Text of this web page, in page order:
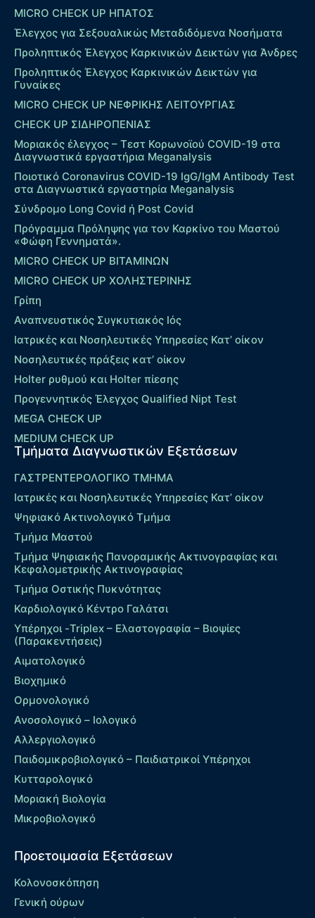
MICRO CHECK UP HΠΑΤΟΣ
Έλεγχος για Σεξουαλικώς Μεταδιδόμενα Νοσήματα
Προληπτικός Έλεγχος Καρκινικών Δεικτών για Άνδρες
Προληπτικός Έλεγχος Καρκινικών Δεικτών για
Γυναίκες
MICRO CHECK UP ΝΕΦΡΙΚΗΣ ΛΕΙΤΟΥΡΓΙΑΣ
CHECK UP ΣΙΔΗΡΟΠΕΝΙΑΣ
Μοριακός έλεγχος – Τεστ Κορωνοϊού COVID-19 στα
Διαγνωστικά εργαστήρια Meganalysis
Ποιοτικό Coronavirus COVID-19 IgG/IgM Antibody Test
στα Διαγνωστικά εργαστηρία Meganalysis
Σύνδρομο Long Covid ή Post Covid
Πρόγραμμα Πρόληψης για τον Καρκίνο του Μαστού
«Φώφη Γεννηματά».
MICRO CHECK UP ΒΙΤΑΜΙΝΩΝ
MICRO CHECK UP ΧΟΛΗΣΤΕΡΙΝΗΣ
Γρίπη
Αναπνευστικός Συγκυτιακός Ιός
Ιατρικές και Νοσηλευτικές Υπηρεσίες Κατ’ οίκον
Νοσηλευτικές πράξεις κατ’ οίκον
Holter ρυθμού και Holter πίεσης
Προγεννητικός Έλεγχος Qualified Nipt Test
MEGA CHECK UP
MEDIUM CHECK UP
Τμήματα Διαγνωστικών Εξετάσεων
ΓΑΣΤΡΕΝΤΕΡΟΛΟΓΙΚΟ ΤΜΗΜΑ
Ιατρικές και Νοσηλευτικές Υπηρεσίες Κατ’ οίκον
Ψηφιακό Ακτινολογικό Τμήμα
Τμήμα Μαστού
Τμήμα Ψηφιακής Πανοραμικής Ακτινογραφίας και
Κεφαλομετρικής Ακτινογραφίας
Τμήμα Οστικής Πυκνότητας
Καρδιολογικό Κέντρο Γαλάτσι
Υπέρηχοι -Triplex – Eλαστογραφία – Βιοψίες
(Παρακεντήσεις)
Αιματολογικό
Βιοχημικό
Ορμονολογικό
Ανοσολογικό – Ιολογικό
Αλλεργιολογικό
Παιδομικροβιολογικό – Παιδιατρικοί Υπέρηχοι
Κυτταρολογικό
Μοριακή Βιολογία
Μικροβιολογικό
Προετοιμασία Εξετάσεων
Κολονοσκόπηση
Γενική ούρων